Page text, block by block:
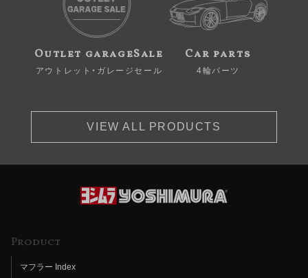
Outlet garageSale
アウトレット・ガレージセール
Car parts
4輪パーツ
VIEW ALL PRODUCTS
Product
マフラー Index